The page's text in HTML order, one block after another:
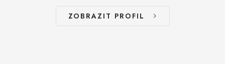
ZOBRAZIT PROFIL